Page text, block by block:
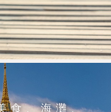
食、海灘、